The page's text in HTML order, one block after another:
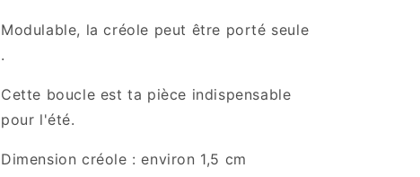
Modulable, la créole peut être porté seule
.
Cette boucle est ta pièce indispensable
pour l'été.
Dimension créole : environ 1,5 cm